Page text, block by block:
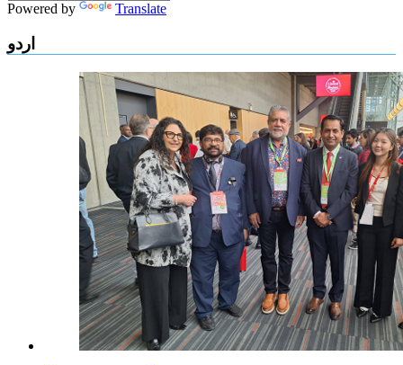
Powered by Translate
اردو